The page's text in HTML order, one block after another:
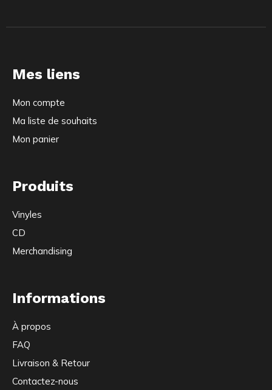
Mes liens
Mon compte
Ma liste de souhaits
Mon panier
Produits
Vinyles
CD
Merchandising
Informations
À propos
FAQ
Livraison & Retour
Contactez-nous